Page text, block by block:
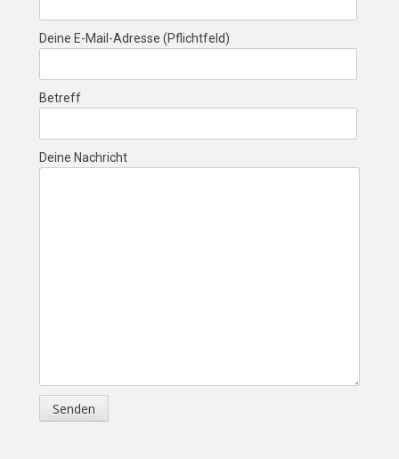
Deine E-Mail-Adresse (Pflichtfeld)
Betreff
Deine Nachricht